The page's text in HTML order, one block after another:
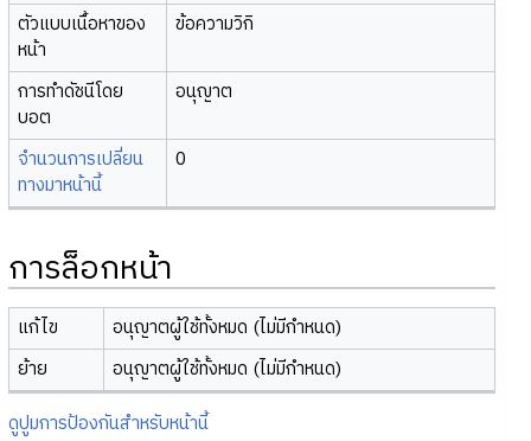
ตัวแบบเนื้อหาของ
หน้า
ข้อความวิกิ
การทำดัชนีโดย
บอต
อนุญาต
จำนวนการเปลี่ยน
ทางมาหน้านี้
0
การล็อกหน้า
แก้ไข
อนุญาตผู้ใช้ทั้งหมด (ไม่มีกำหนด)
ย้าย
อนุญาตผู้ใช้ทั้งหมด (ไม่มีกำหนด)
ดูปูมการป้องกันสำหรับหน้านี้